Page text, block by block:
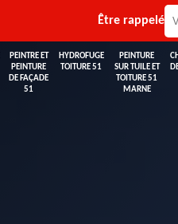
Être rappelé
PEINTRE ET
PEINTURE
DE FAÇADE
51
HYDROFUGE
TOITURE 51
PEINTURE
SUR TUILE ET
TOITURE 51
MARNE